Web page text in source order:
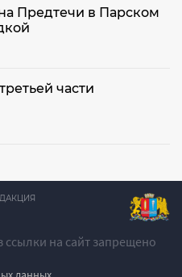
Предтечи в Парском
части
на сайт запрещено